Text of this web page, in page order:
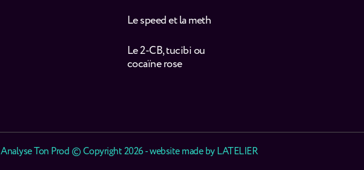
Le speed et la meth
Le 2-CB, tucibi ou
cocaïne rose
Analyse Ton Prod © Copyright 2026 - website made byLATELIER